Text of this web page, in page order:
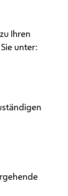
Ihren
unter: